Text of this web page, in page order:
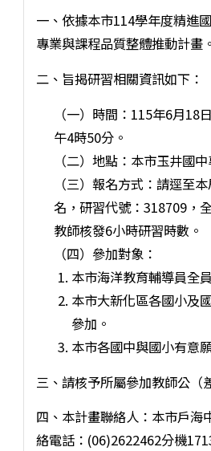
一、依據本市114學年度精進
專業與課程品質整體推動計畫。
二、旨揭研習相關資訊如下：
（一）時間：115年6月18
午4時50分。
（二）地點：本市玉井國
（三）報名方式：請逕至
名，研習代號：318709，
教師核發6小時研習時數。
（四）參加對象：
本市海洋教育輔導員全
本市大新化區各國小及
參加。
本市各國中與國小有意
三、請核予所屬參加教師公（
四、本計畫聯絡人：本市戶海
絡電話：(06)2622462分機